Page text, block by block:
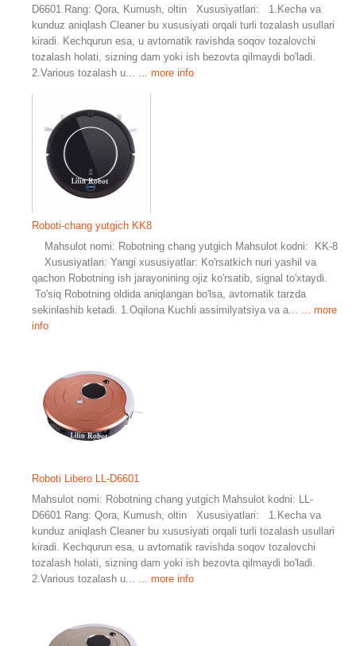
D6601 Rang: Qora, Kumush, oltin Xususiyatlari: 1.Kecha va
kunduz aniqlash Cleaner bu xususiyati orqali turli tozalash usullari
kiradi. Kechqurun esa, u avtomatik ravishda soqov tozalovchi
tozalash holati, sizning dam yoki ish bezovta qilmaydi bo'ladi.
2.Various tozalash u...
... more info
Roboti-chang yutgich KK8
Mahsulot nomi: Robotning chang yutgich Mahsulot kodni: KK-8
Xususiyatlari: Yangi xususiyatlar: Ko'rsatkich nuri yashil va
qachon Robotning ish jarayonining ojiz ko'rsatib, signal to'xtaydi.
To'siq Robotning oldida aniqlangan bo'lsa, avtomatik tarzda
sekinlashib ketadi. 1.Oqilona Kuchli assimilyatsiya va a...
... more
info
Roboti Libero LL-D6601
Mahsulot nomi: Robotning chang yutgich Mahsulot kodni: LL-
D6601 Rang: Qora, Kumush, oltin Xususiyatlari: 1.Kecha va
kunduz aniqlash Cleaner bu xususiyati orqali turli tozalash usullari
kiradi. Kechqurun esa, u avtomatik ravishda soqov tozalovchi
tozalash holati, sizning dam yoki ish bezovta qilmaydi bo'ladi.
2.Various tozalash u...
... more info